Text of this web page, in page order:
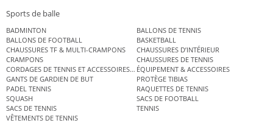
Sports de balle
BADMINTON
BALLONS DE TENNIS
BALLONS DE FOOTBALL
BASKETBALL
CHAUSSURES TF & MULTI-CRAMPONS
CHAUSSURES D’INTÉRIEUR
CRAMPONS
CHAUSSURES DE TENNIS
CORDAGES DE TENNIS ET ACCESSOIRES DE TENNISÉQUIPEMENT & ACCESSOIRES
GANTS DE GARDIEN DE BUT
PROTÈGE TIBIAS
PADEL TENNIS
RAQUETTES DE TENNIS
SQUASH
SACS DE FOOTBALL
SACS DE TENNIS
TENNIS
VÊTEMENTS DE TENNIS